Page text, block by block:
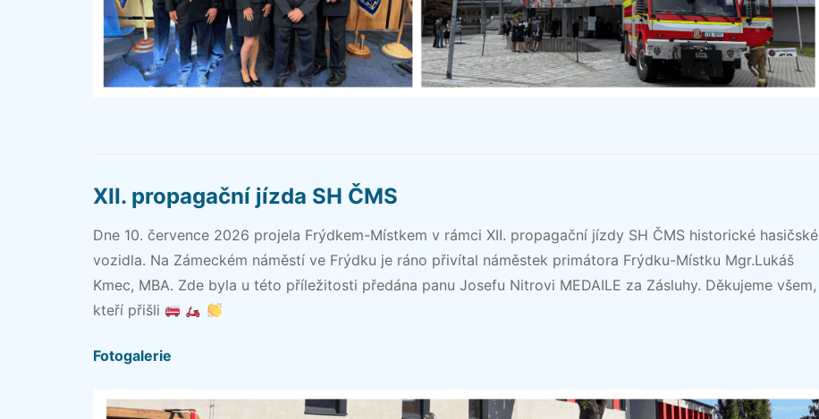
XII. propagační jízda SH ČMS
Dne 10. července 2026 projela Frýdkem-Místkem v rámci XII. propagační jízdy SH ČMS historické hasičské
vozidla. Na Zámeckém náměstí ve Frýdku je ráno přivítal náměstek primátora Frýdku-Místku Mgr.Lukáš
Kmec, MBA. Zde byla u této příležitosti předána panu Josefu Nitrovi MEDAILE za Zásluhy. Děkujeme všem,
kteří přišli
Fotogalerie